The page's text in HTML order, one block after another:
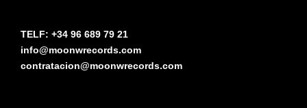
TELF: +34 96 689 79 21
info@moonwrecords.com
contratacion@moonwrecords.com